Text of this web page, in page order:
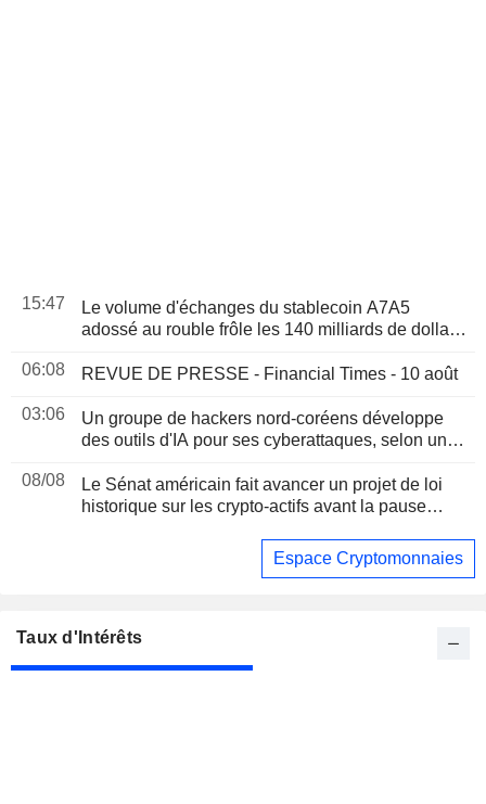
15:47
Le volume d'échanges du stablecoin A7A5
adossé au rouble frôle les 140 milliards de dollars
06:08
REVUE DE PRESSE - Financial Times - 10 août
03:06
Un groupe de hackers nord-coréens développe
des outils d'IA pour ses cyberattaques, selon un
08/08
Le Sénat américain fait avancer un projet de loi
historique sur les crypto-actifs avant la pause
Espace Cryptomonnaies
Taux d'Intérêts